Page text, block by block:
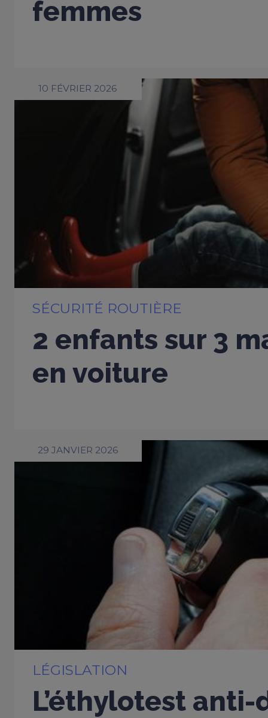
femmes
10 FÉVRIER 2026
SÉCURITÉ ROUTIÈRE
2 enfants sur 3
en voiture
29 JANVIER 2026
LÉGISLATION
L’éthylotest